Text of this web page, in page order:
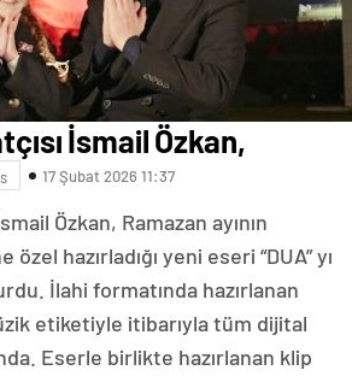
İsmail Özkan,
17 Şubat 2026 11:37
Özkan, Ramazan ayının
hazırladığı yeni eseri “DUA” yı
İlahi formatında hazırlanan
etiketiyle itibarıyla tüm dijital
Eserle birlikte hazırlanan klip